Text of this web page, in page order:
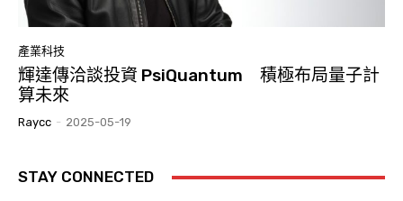
產業科技
輝達傳洽談投資 PsiQuantum 積極布局量子計
算未來
Raycc - 2025-05-19
STAY CONNECTED